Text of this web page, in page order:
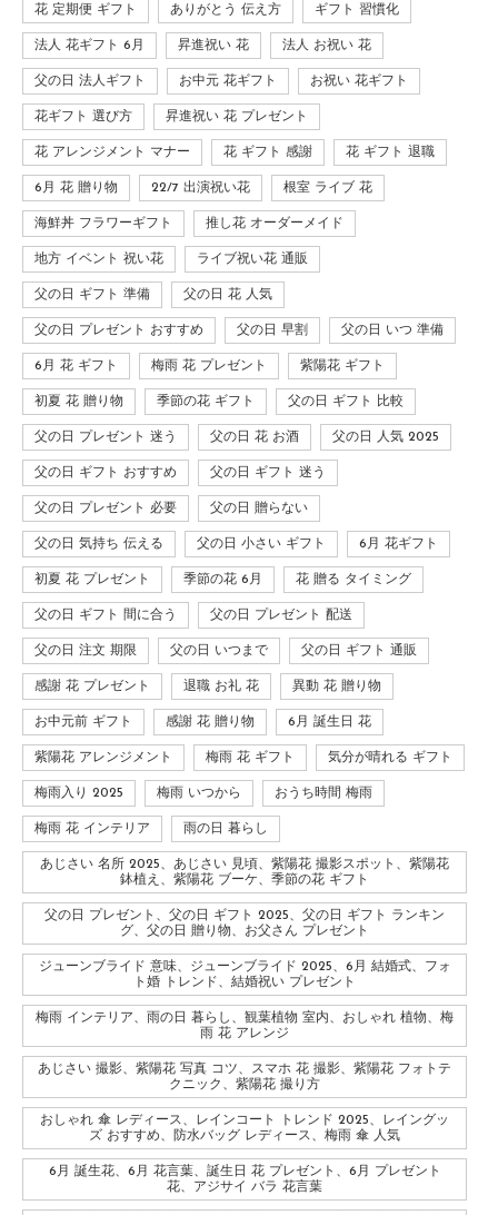
花 定期便 ギフト ありがとう 伝え方 ギフト 習慣化
法人 花ギフト 6月 昇進祝い 花 法人 お祝い 花
父の日 法人ギフト お中元 花ギフト お祝い 花ギフト
花ギフト 選び方 昇進祝い 花 プレゼント
花 アレンジメント マナー 花 ギフト 感謝 花 ギフト 退職
6月 花 贈り物 22/7 出演祝い花 根室 ライブ 花
海鮮丼 フラワーギフト 推し花 オーダーメイド
地方 イベント 祝い花 ライブ祝い花 通販
父の日 ギフト 準備 父の日 花 人気
父の日 プレゼント おすすめ 父の日 早割 父の日 いつ 準備
6月 花 ギフト 梅雨 花 プレゼント 紫陽花 ギフト
初夏 花 贈り物 季節の花 ギフト 父の日 ギフト 比較
父の日 プレゼント 迷う 父の日 花 お酒 父の日 人気 2025
父の日 ギフト おすすめ 父の日 ギフト 迷う
父の日 プレゼント 必要 父の日 贈らない
父の日 気持ち 伝える 父の日 小さい ギフト 6月 花ギフト
初夏 花 プレゼント 季節の花 6月 花 贈る タイミング
父の日 ギフト 間に合う 父の日 プレゼント 配送
父の日 注文 期限 父の日 いつまで 父の日 ギフト 通販
感謝 花 プレゼント 退職 お礼 花 異動 花 贈り物
お中元前 ギフト 感謝 花 贈り物 6月 誕生日 花
紫陽花 アレンジメント 梅雨 花 ギフト 気分が晴れる ギフト
梅雨入り 2025 梅雨 いつから おうち時間 梅雨
梅雨 花 インテリア 雨の日 暮らし
あじさい 名所 2025、あじさい 見頃、紫陽花 撮影スポット、紫陽花
鉢植え、紫陽花 ブーケ、季節の花 ギフト
父の日 プレゼント、父の日 ギフト 2025、父の日 ギフト ランキン
グ、父の日 贈り物、お父さん プレゼント
ジューンブライド 意味、ジューンブライド 2025、6月 結婚式、フォ
ト婚 トレンド、結婚祝い プレゼント
梅雨 インテリア、雨の日 暮らし、観葉植物 室内、おしゃれ 植物、梅
雨 花 アレンジ
あじさい 撮影、紫陽花 写真 コツ、スマホ 花 撮影、紫陽花 フォトテ
クニック、紫陽花 撮り方
おしゃれ 傘 レディース、レインコート トレンド 2025、レイングッ
ズ おすすめ、防水バッグ レディース、梅雨 傘 人気
6月 誕生花、6月 花言葉、誕生日 花 プレゼント、6月 プレゼント
花、アジサイ バラ 花言葉